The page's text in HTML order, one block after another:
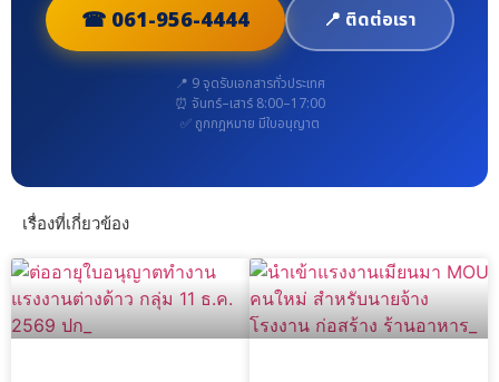
☎ 061-956-4444 📍 ติดต่อเรา
📍 9 จุดรับเอกสารทั่วประเทศ
⏰ จันทร์–เสาร์ 8:00–17:00
✅ ถูกกฎหมาย มีใบอนุญาต
เรื่องที่เกี่ยวข้อง